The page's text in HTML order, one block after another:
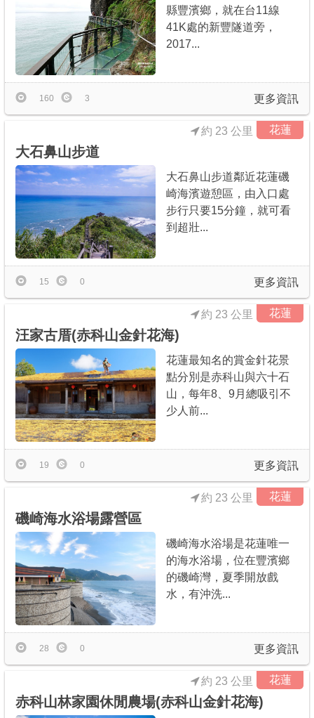
縣豐濱鄉，就在台11線
41K處的新豐隧道旁，
2017...
更多資訊
160 3
花蓮
大石鼻山步道
約 23 公里
大石鼻山步道鄰近花蓮磯
崎海濱遊憩區，由入口處
步行只要15分鐘，就可看
到超壯...
更多資訊
15 0
花蓮
汪家古厝(赤科山金針花海)
約 23 公里
花蓮最知名的賞金針花景
點分別是赤科山與六十石
山，每年8、9月總吸引不
少人前...
更多資訊
19 0
花蓮
磯崎海水浴場露營區
約 23 公里
磯崎海水浴場是花蓮唯一
的海水浴場，位在豐濱鄉
的磯崎灣，夏季開放戲
水，有沖洗...
更多資訊
28 0
花蓮
赤科山林家園休閒農場(赤科山金針花海)
約 23 公里